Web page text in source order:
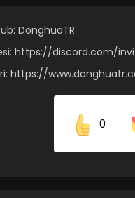
DonghuaTR
https://discord.com/
https://
0